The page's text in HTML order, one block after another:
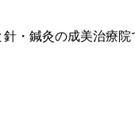
・鍼灸の成美治療院